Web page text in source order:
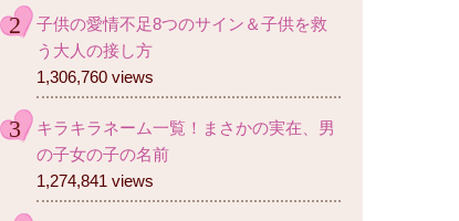
子供の愛情不足8つのサイン＆子供を救
う大人の接し方
1,306,760 views
キラキラネーム一覧！まさかの実在、男
の子女の子の名前
1,274,841 views